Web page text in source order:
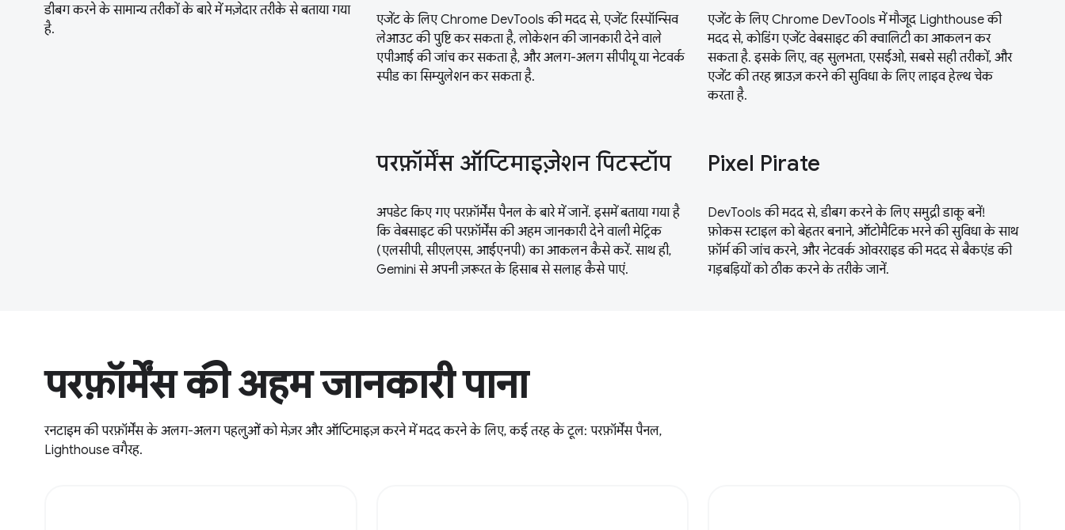
डीबग करने के सामान्य तरीकों के बारे में मज़ेदार तरीके से बताया गया
है.
एजेंट के लिए Chrome DevTools की मदद से, एजेंट रिस्पॉन्सिव
लेआउट की पुष्टि कर सकता है, लोकेशन की जानकारी देने वाले
एपीआई की जांच कर सकता है, और अलग-अलग सीपीयू या नेटवर्क
स्पीड का सिम्युलेशन कर सकता है.
एजेंट के लिए Chrome DevTools में मौजूद Lighthouse की
मदद से, कोडिंग एजेंट वेबसाइट की क्वालिटी का आकलन कर
सकता है. इसके लिए, वह सुलभता, एसईओ, सबसे सही तरीकों, और
एजेंट की तरह ब्राउज़ करने की सुविधा के लिए लाइव हेल्थ चेक
करता है.
परफ़ॉर्मेंस ऑप्टिमाइज़ेशन पिटस्टॉप
अपडेट किए गए परफ़ॉर्मेंस पैनल के बारे में जानें. इसमें बताया गया है
कि वेबसाइट की परफ़ॉर्मेंस की अहम जानकारी देने वाली मेट्रिक
(एलसीपी, सीएलएस, आईएनपी) का आकलन कैसे करें. साथ ही,
Gemini से अपनी ज़रूरत के हिसाब से सलाह कैसे पाएं.
Pixel Pirate
DevTools की मदद से, डीबग करने के लिए समुद्री डाकू बनें!
फ़ोकस स्टाइल को बेहतर बनाने, ऑटोमैटिक भरने की सुविधा के साथ
फ़ॉर्म की जांच करने, और नेटवर्क ओवरराइड की मदद से बैकएंड की
गड़बड़ियों को ठीक करने के तरीके जानें.
परफ़ॉर्मेंस की अहम जानकारी पाना
रनटाइम की परफ़ॉर्मेंस के अलग-अलग पहलुओं को मेज़र और ऑप्टिमाइज़ करने में मदद करने के लिए, कई तरह के टूल: परफ़ॉर्मेंस पैनल,
Lighthouse वगैरह.